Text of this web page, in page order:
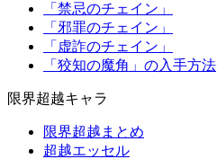
「禁忌のチェイン」
「邪罪のチェイン」
「虚詐のチェイン」
「狡知の魔角」の入手方法
限界超越キャラ
限界超越まとめ
超越エッセル